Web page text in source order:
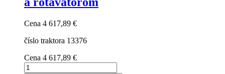
Cena 4 617,89 €
číslo traktora 13376
Cena 4 617,89 €